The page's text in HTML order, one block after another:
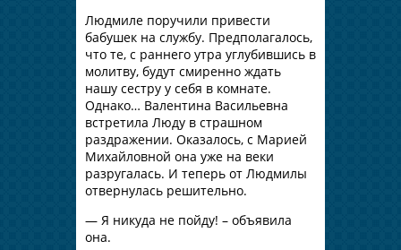
Людмиле поручили привести
бабушек на службу. Предполагалось,
что те, с раннего утра углубившись в
молитву, будут смиренно ждать
нашу сестру у себя в комнате.
Однако… Валентина Васильевна
встретила Люду в страшном
раздражении. Оказалось, с Марией
Михайловной она уже на веки
разругалась. И теперь от Людмилы
отвернулась решительно.
— Я никуда не пойду! – объявила
она.